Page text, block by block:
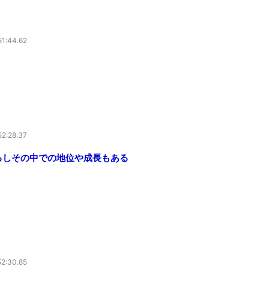
その中での地位や成長もある